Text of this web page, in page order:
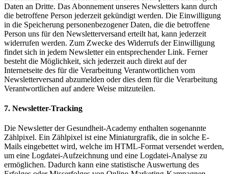
Daten an Dritte. Das Abonnement unseres Newsletters kann durch
die betroffene Person jederzeit gekündigt werden. Die Einwilligung
in die Speicherung personenbezogener Daten, die die betroffene
Person uns für den Newsletterversand erteilt hat, kann jederzeit
widerrufen werden. Zum Zwecke des Widerrufs der Einwilligung
findet sich in jedem Newsletter ein entsprechender Link. Ferner
besteht die Möglichkeit, sich jederzeit auch direkt auf der
Internetseite des für die Verarbeitung Verantwortlichen vom
Newsletterversand abzumelden oder dies dem für die Verarbeitung
Verantwortlichen auf andere Weise mitzuteilen.
7. Newsletter-Tracking
Die Newsletter der Gesundheit-Academy enthalten sogenannte
Zählpixel. Ein Zählpixel ist eine Miniaturgrafik, die in solche E-
Mails eingebettet wird, welche im HTML-Format versendet werden,
um eine Logdatei-Aufzeichnung und eine Logdatei-Analyse zu
ermöglichen. Dadurch kann eine statistische Auswertung des